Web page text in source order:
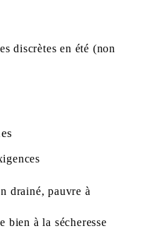
discrètes en été (non
drainé, pauvre à
bien à la sécheresse